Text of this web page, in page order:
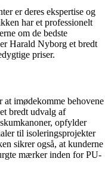
er deres ekspertise og
har et professionelt
om de bedste
Harald Nyborg et bredt
priser.
imødekomme behovene
bredt udvalg af
opfylder
til isoleringsprojekter
sikrer også, at kunderne
mærker inden for PU-